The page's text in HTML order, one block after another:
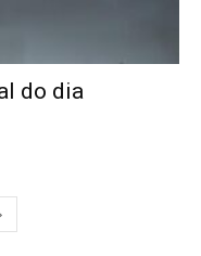
do dia